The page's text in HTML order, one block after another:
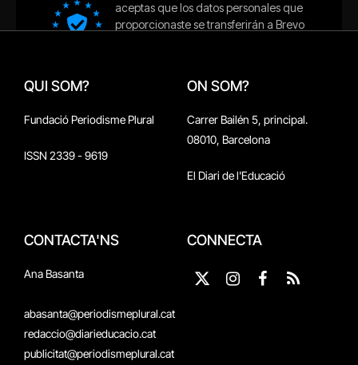
QUI SOM?
Fundació Periodisme Plural
ISSN 2339 - 9619
ON SOM?
Carrer Bailén 5, principal.
08010, Barcelona
El Diari de l'Educació
CONTACTA'NS
Ana Basanta
abasanta@periodismeplural.cat
redaccio@diarieducacio.cat
publicitat@periodismeplural.cat
CONNECTA
X
Instagram
Facebook
RSS